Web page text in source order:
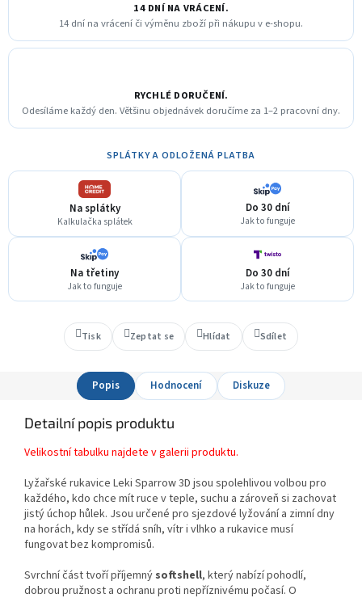
14 DNÍ NA VRÁCENÍ.
14 dní na vrácení či výměnu zboží při nákupu v e-shopu.
RYCHLÉ DORUČENÍ.
Odesíláme každý den. Většinu objednávek doručíme za 1–2 pracovní dny.
SPLÁTKY A ODLOŽENÁ PLATBA
Na splátky
Kalkulačka splátek
Do 30 dní
Jak to funguje
Na třetiny
Jak to funguje
Do 30 dní
Jak to funguje
Tisk Zeptat se Hlídat Sdílet
Popis Hodnocení Diskuze
Detailní popis produktu
Velikostní tabulku najdete v galerii produktu.
Lyžařské rukavice Leki Sparrow 3D jsou spolehlivou volbou pro
každého, kdo chce mít ruce v teple, suchu a zároveň si zachovat
jistý úchop hůlek. Jsou určené pro sjezdové lyžování a zimní dny
na horách, kdy se střídá sníh, vítr i vlhko a rukavice musí
fungovat bez kompromisů.
Svrchní část tvoří příjemný softshell, který nabízí pohodlí,
dobrou pružnost a ochranu proti nepříznivému počasí. O